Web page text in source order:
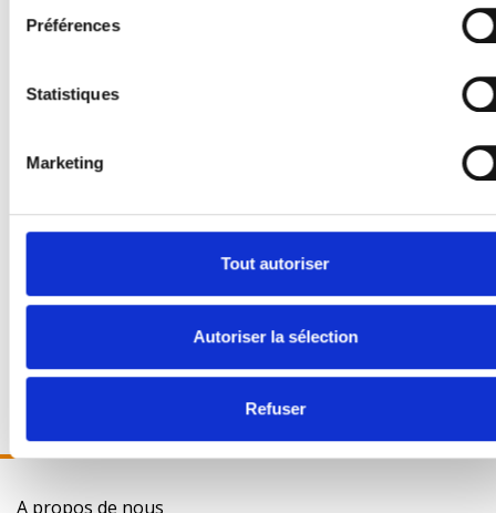
Préférences
Statistiques
Marketing
Tout autoriser
Autoriser la sélection
Refuser
IDD-Parts
Le Loup 13 rue du Morellon 38070 St Quentin
A propos de nous